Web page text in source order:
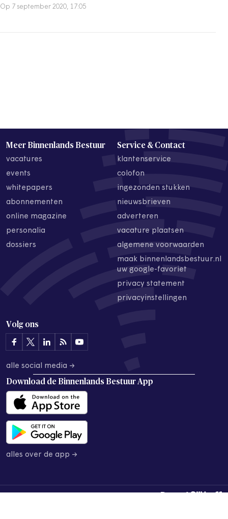
Op 7 september 2020, 17:05
Meer Binnenlands Bestuur
vacatures
events
whitepapers
abonnementen
online magazine
personalia
dossiers
Service & Contact
klantenservice
colofon
ingezonden stukken
nieuwsbrieven
adverteren
vacature plaatsen
algemene voorwaarden
maak binnenlandsbestuur.nl
uw google-favoriet
privacy statement
privacyinstellingen
Volg ons
alle social media →
Download de Binnenlands Bestuur App
alles over de app →